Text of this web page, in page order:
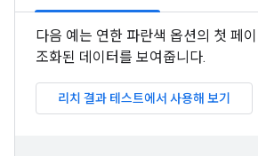
다음 예는 연한 파란색 옵션의 첫 페
조화된 데이터를 보여줍니다.